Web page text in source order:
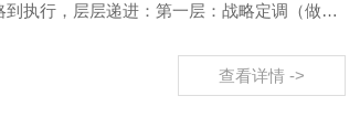
执行，层层递进：第一层：战略定调（做
查看详情 ->